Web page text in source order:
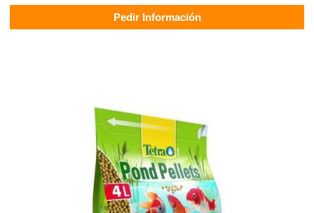
Pedir Información